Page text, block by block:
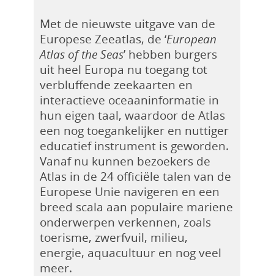
Met de nieuwste uitgave van de
Europese Zeeatlas, de ‘European
Atlas of the Seas’ hebben burgers
uit heel Europa nu toegang tot
verbluffende zeekaarten en
interactieve oceaaninformatie in
hun eigen taal, waardoor de Atlas
een nog toegankelijker en nuttiger
educatief instrument is geworden.
Vanaf nu kunnen bezoekers de
Atlas in de 24 officiële talen van de
Europese Unie navigeren en een
breed scala aan populaire mariene
onderwerpen verkennen, zoals
toerisme, zwerfvuil, milieu,
energie, aquacultuur en nog veel
meer.